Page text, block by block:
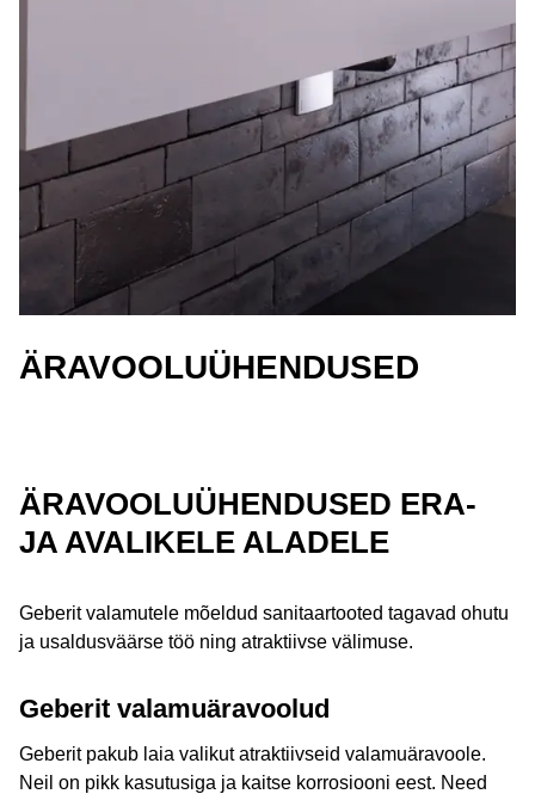
ÄRAVOOLUÜHENDUSED
ÄRAVOOLUÜHENDUSED ERA-
JA AVALIKELE ALADELE
Geberit valamutele mõeldud sanitaartooted tagavad ohutu
ja usaldusväärse töö ning atraktiivse välimuse.
Geberit valamuäravoolud
Geberit pakub laia valikut atraktiivseid valamuäravoole.
Neil on pikk kasutusiga ja kaitse korrosiooni eest. Need